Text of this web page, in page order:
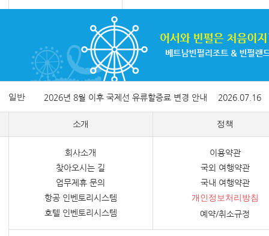
일반 2026년 8월 이후 국제선 유류할증료 변경 안내 2026.07.16
소개
회사소개
찾아오시는 길
업무제휴 문의
항공 인벤토리시스템
호텔 인벤토리시스템
정책
이용약관
국외 여행약관
국내 여행약관
개인정보처리방침
예약/취소규정